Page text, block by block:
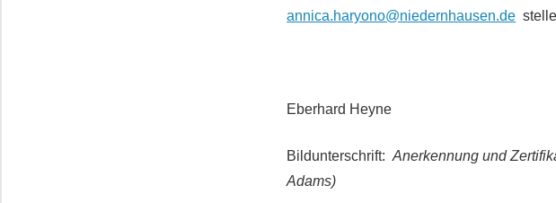
annica.haryono@niedernhausen.de
Eberhard Heyne
Bildunterschrift:Anerkennung und
Adams)